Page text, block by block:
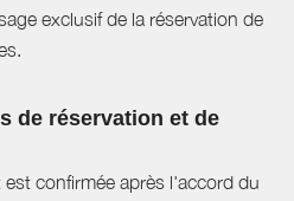
exclusif de la réservation de
de réservation et de
confirmée après l'accord du